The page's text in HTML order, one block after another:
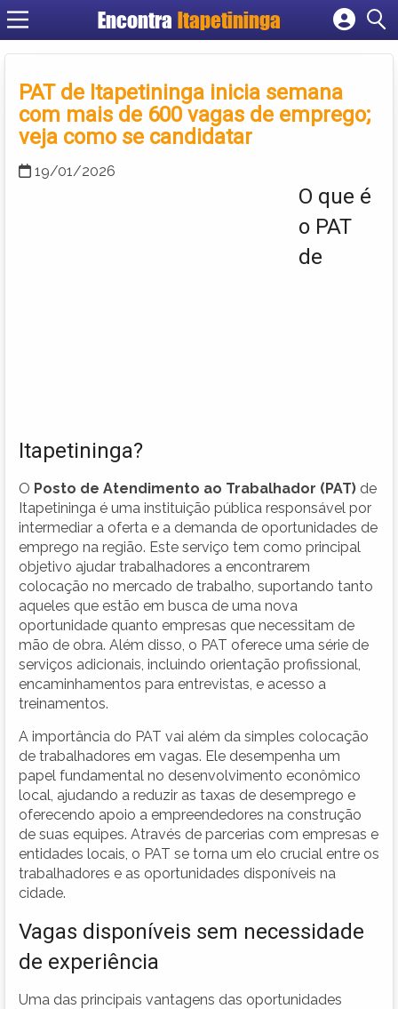
Encontra Itapetininga
Cadastrar empresa
Criar conta
PAT de Itapetininga inicia semana
com mais de 600 vagas de emprego;
veja como se candidatar
19/01/2026
O que é
o PAT
de
Itapetininga?
O Posto de Atendimento ao Trabalhador (PAT) de
Itapetininga é uma instituição pública responsável por
intermediar a oferta e a demanda de oportunidades de
emprego na região. Este serviço tem como principal
objetivo ajudar trabalhadores a encontrarem
colocação no mercado de trabalho, suportando tanto
aqueles que estão em busca de uma nova
oportunidade quanto empresas que necessitam de
mão de obra. Além disso, o PAT oferece uma série de
serviços adicionais, incluindo orientação profissional,
encaminhamentos para entrevistas, e acesso a
treinamentos.
A importância do PAT vai além da simples colocação
de trabalhadores em vagas. Ele desempenha um
papel fundamental no desenvolvimento econômico
local, ajudando a reduzir as taxas de desemprego e
oferecendo apoio a empreendedores na construção
de suas equipes. Através de parcerias com empresas e
entidades locais, o PAT se torna um elo crucial entre os
trabalhadores e as oportunidades disponíveis na
cidade.
Vagas disponíveis sem necessidade
de experiência
Uma das principais vantagens das oportunidades